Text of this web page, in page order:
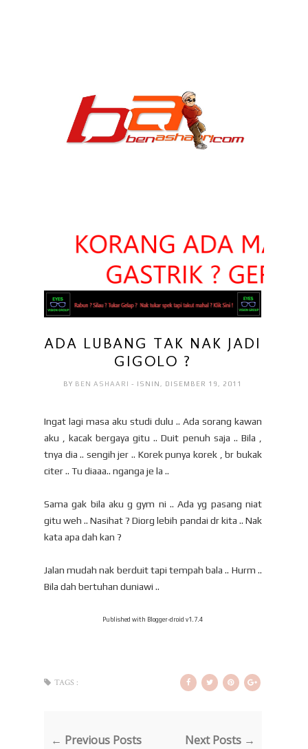
ADA LUBANG TAK NAK JADI
GIGOLO ?
BY BEN ASHAARI- ISNIN, DISEMBER 19, 2011
Ingat lagi masa aku studi dulu .. Ada sorang kawan
aku , kacak bergaya gitu .. Duit penuh saja .. Bila ,
tnya dia .. sengih jer .. Korek punya korek , br bukak
citer .. Tu diaaa.. nganga je la ..
Sama gak bila aku g gym ni .. Ada yg pasang niat
gitu weh .. Nasihat ? Diorg lebih pandai dr kita .. Nak
kata apa dah kan ?
Jalan mudah nak berduit tapi tempah bala .. Hurm ..
Bila dah bertuhan duniawi ..
Published with Blogger-droid v1.7.4
TAGS :
← Previous Posts Next Posts →